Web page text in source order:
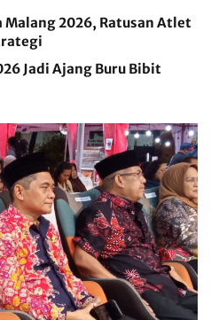
Malang 2026, Ratusan Atlet
Jadi Ajang Buru Bibit